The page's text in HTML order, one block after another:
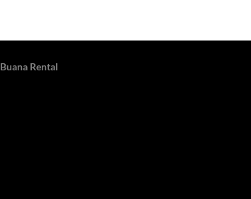
Buana Rental